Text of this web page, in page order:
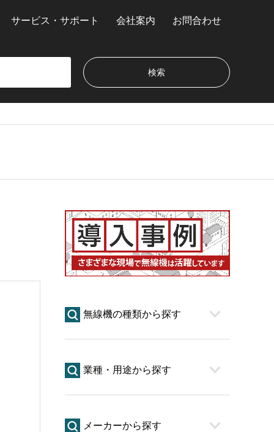
サービス・サポート 会社案内 お問合わせ
無線機の種類から探す
業種・用途から探す
メーカーから探す